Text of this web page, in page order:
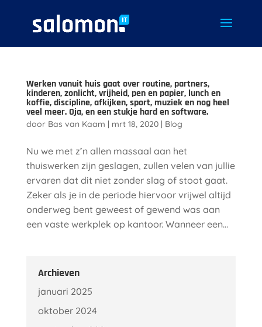
Werken vanuit huis gaat over routine, partners,
kinderen, zonlicht, vrijheid, pen en papier, lunch en
koffie, discipline, afkijken, sport, muziek en nog heel
veel meer. Oja, en een stukje hard en software.
door Bas van Kaam | mrt 18, 2020| Blog
Nu we met z’n allen massaal aan het
thuiswerken zijn geslagen, zullen velen van jullie
ervaren dat dit niet zonder slag of stoot gaat.
Zeker als je in de periode hiervoor vrijwel altijd
onderweg bent geweest of gewend was aan
een vaste werkplek op kantoor. Wanneer een...
Archieven
januari 2025
oktober 2024